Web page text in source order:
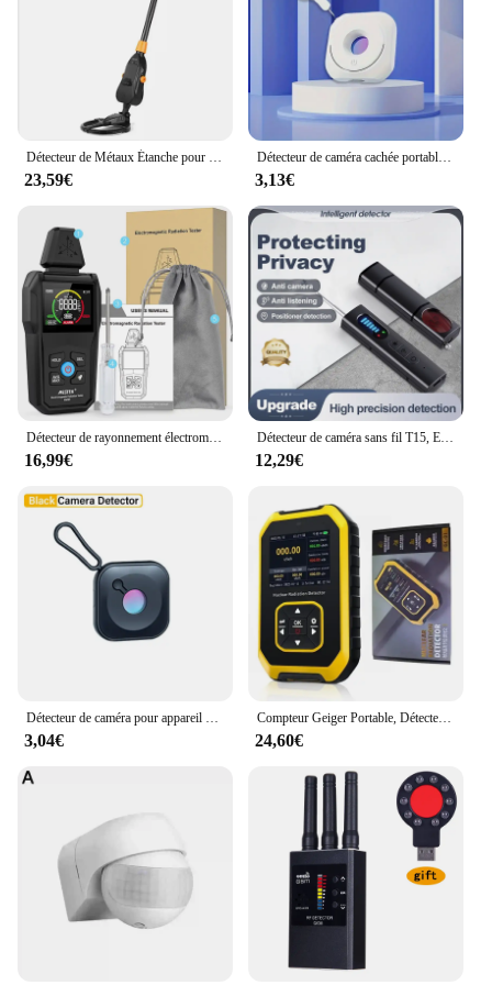
Détecteur de Métaux Étanche pour Enfant, Poignée d'Or, Bobine de Recherche Légère (24 à 35 Pouces), Réglable pour Junior, 7.4 Pouces
23,59€
Détecteur de caméra cachée portable, poignées d'objectif cachées, détecteur de sécurité anti-espionnage pour hôtel, détecteur Candid
3,13€
16,99€
Détecteur de caméra sans fil T15, EAU infrarouge, détecteur anti-localisation, formateur de recherche GPS professionnel, protection de sécurité
12,29€
3,04€
Compteur Geiger Portable, Détecteur de Rayonnement Nucléaire, Dosimètre Personnel, Testeur de Radioactivité, pour Marbre
24,60€